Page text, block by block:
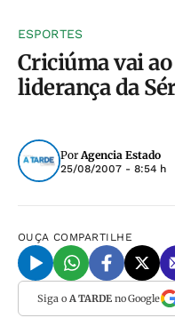
ESPORTES
Criciúma vai
liderança da
PorAgencia Estado
25/08/2007 - 8:54 h
OUÇA COMPARTILHE
Siga o A TARDEno Google